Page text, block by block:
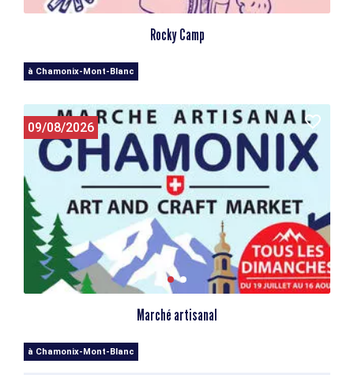
Rocky Camp
à Chamonix-Mont-Blanc
09/08/2026
Marché artisanal
à Chamonix-Mont-Blanc